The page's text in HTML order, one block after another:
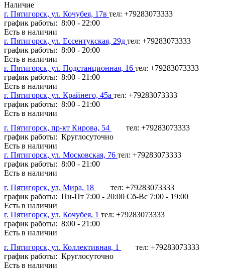
Наличие
г. Пятигорск, ул. Кочубея, 17в тел: +79283073333
график работы: 8:00 - 22:00
Есть в наличии
г. Пятигорск, ул. Ессентукская, 29д тел: +79283073333
график работы: 8:00 - 20:00
Есть в наличии
г. Пятигорск, ул. Подстанционная, 16 тел: +79283073333
график работы: 8:00 - 21:00
Есть в наличии
г. Пятигорск, ул. Крайнего, 45а тел: +79283073333
график работы: 8:00 - 21:00
Есть в наличии
г. Пятигорск, пр-кт Кирова, 54
тел: +79283073333
график работы: Круглосуточно
Есть в наличии
г. Пятигорск, ул. Московская, 76 тел: +79283073333
график работы: 8:00 - 21:00
Есть в наличии
г. Пятигорск, ул. Мира, 18
тел: +79283073333
график работы: Пн-Пт 7:00 - 20:00 Сб-Вс 7:00 - 19:00
Есть в наличии
г. Пятигорск, ул. Кочубея, 1 тел: +79283073333
график работы: 8:00 - 21:00
Есть в наличии
г. Пятигорск, ул. Коллективная, 1
тел: +79283073333
график работы: Круглосуточно
Есть в наличии